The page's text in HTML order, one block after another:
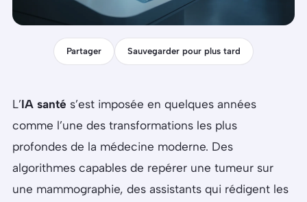
Partager Sauvegarder pour plus tard
L’IA santé s’est imposée en quelques années
comme l’une des transformations les plus
profondes de la médecine moderne. Des
algorithmes capables de repérer une tumeur sur
une mammographie, des assistants qui rédigent les